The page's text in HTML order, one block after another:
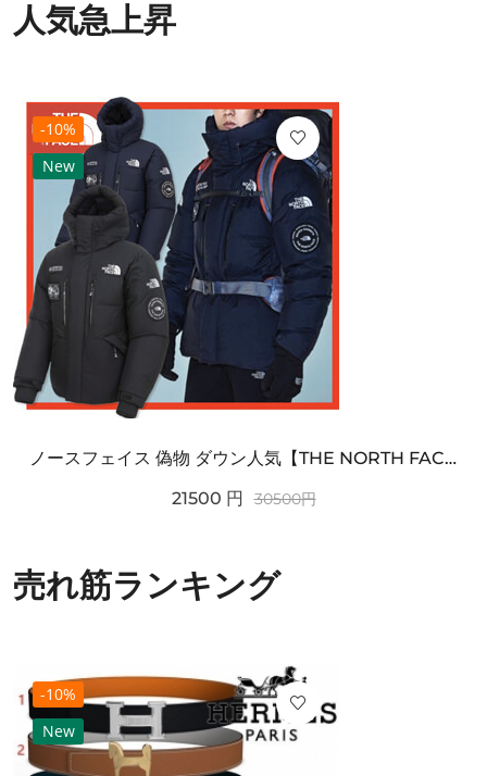
人気急上昇
-10%
New
ノースフェイス 偽物 ダウン人気【THE NORTH FACE】M'S 7 SUMMIT HIM...
21500 円 30500円
売れ筋ランキング
-10%
New